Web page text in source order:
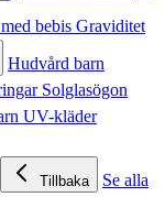
bebis Graviditet
Hudvård barn
Solglasögon
UV-kläder
Tillbaka
Se alla